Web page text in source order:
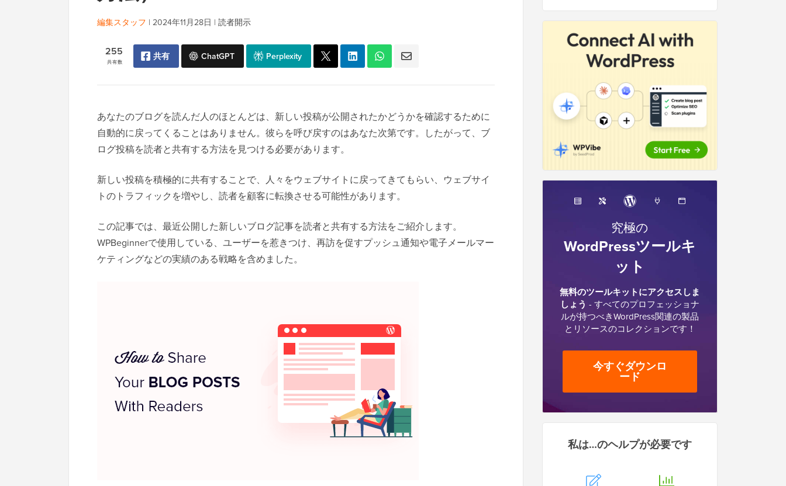
編集スタッフ | 2024年11月28日 | 読者開示
共有数
255 共有 ChatGPT Perplexity
あなたのブログを読んだ人のほとんどは、新しい投稿が公開されたかどうかを確認するために
自動的に戻ってくることはありません。彼らを呼び戻すのはあなた次第です。したがって、ブ
ログ投稿を読者と共有する方法を見つける必要があります。
新しい投稿を積極的に共有することで、人々をウェブサイトに戻ってきてもらい、ウェブサイ
トのトラフィックを増やし、読者を顧客に転換させる可能性があります。
この記事では、最近公開した新しいブログ記事を読者と共有する方法をご紹介します。
WPBeginnerで使用している、ユーザーを惹きつけ、再訪を促すプッシュ通知や電子メールマー
ケティングなどの実績のある戦略を含めました。
サ
ー
究極の
WordPressツールキ
ット
無料のツールキットにアクセスしま
しょう - すべてのプロフェッショナ
ルが持つべきWordPress関連の製品
とリソースのコレクションです！
今すぐダウンロ
ード
私は…のヘルプが必要です